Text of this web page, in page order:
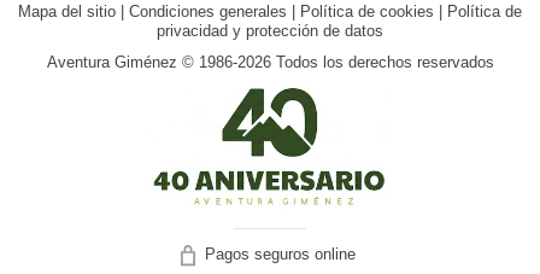
Mapa del sitio Condiciones generales Política de cookies
Política de
privacidad y protección de datos
Aventura Giménez © 1986-2026 Todos los derechos reservados
Pagos seguros online